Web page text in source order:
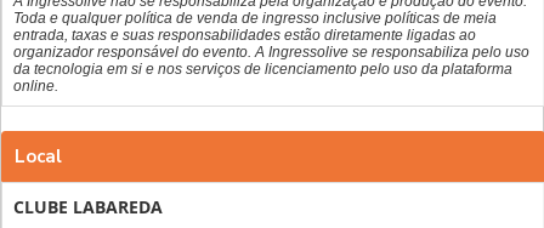
Toda e qualquer política de venda de ingresso inclusive políticas de meia
entrada, taxas e suas responsabilidades estão diretamente ligadas ao
organizador responsável do evento. A Ingressolive se responsabiliza pelo uso
da tecnologia em si e nos serviços de licenciamento pelo uso da plataforma
online.
Local
CLUBE LABAREDA